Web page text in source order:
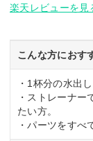
楽天レビューを見
こんな方におす
・1杯分の水出
・ストレーナー
たい方。
・パーツをすべ